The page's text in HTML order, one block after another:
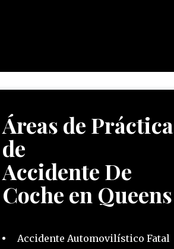
Áreas de Práctica
de
Accidente De
Coche en Queens
Accidente Automovilístico Fatal